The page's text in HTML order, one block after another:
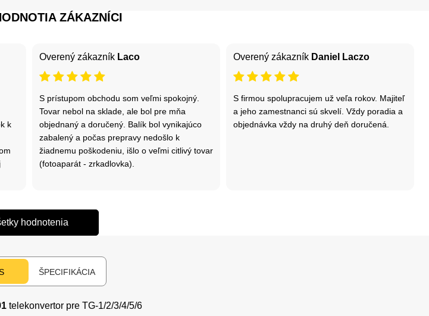
ZÁKAZNÍCI
k
Overený zákazník Laco
S prístupom obchodu som veľmi spokojný.
Tovar nebol na sklade, ale bol pre mňa
objednaný a doručený. Balík bol vynikajúco
zabalený a počas prepravy nedošlo k
žiadnemu poškodeniu, išlo o veľmi citlivý tovar
(fotoaparát - zrkadlovka).
Overený zákazník Daniel Laczo
S firmou spolupracujem už veľa rokov. Majiteľ
a jeho zamestnanci sú skvelí. Vždy poradia a
objednávka vždy na druhý deň doručená.
hodnotenia
ŠPECIFIKÁCIA
telekonvertor pre TG-1/2/3/4/5/6